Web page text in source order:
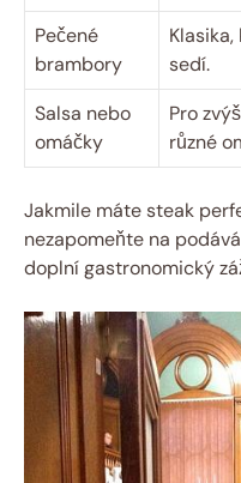
Pečené
brambory
sedí.
Salsa nebo
omáčky
Pro
různé
Jakmile máte steak
nezapomeňte na
doplní gastronomický